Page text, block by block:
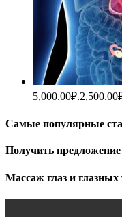
5,000.00₽.2,500.00
Самые популярные
Получить предложение
Массаж глаз и глазных